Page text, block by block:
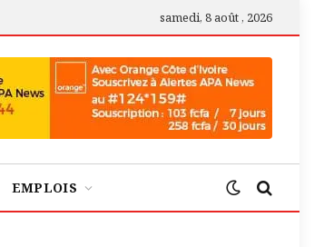
samedi, 8 août , 2026
EMPLOIS